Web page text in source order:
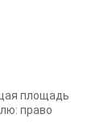
площадь
право